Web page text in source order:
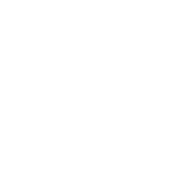
El consejo de
Cordero: «El